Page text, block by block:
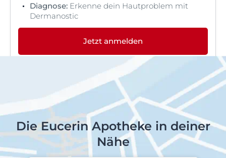
Diagnose: Erkenne dein Hautproblem mit
Dermanostic
Jetzt anmelden
Die Eucerin Apotheke in deiner
Nähe